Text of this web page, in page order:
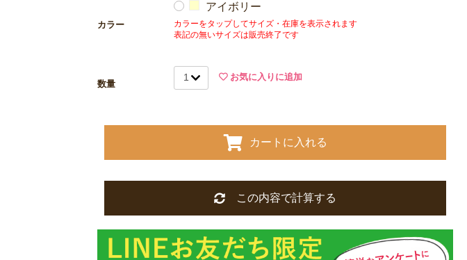
カラー
アイボリー
カラーをタップしてサイズ・在庫を表示されます
表記の無いサイズは販売終了です
数量
お気に入りに追加
カートに入れる
この内容で計算する